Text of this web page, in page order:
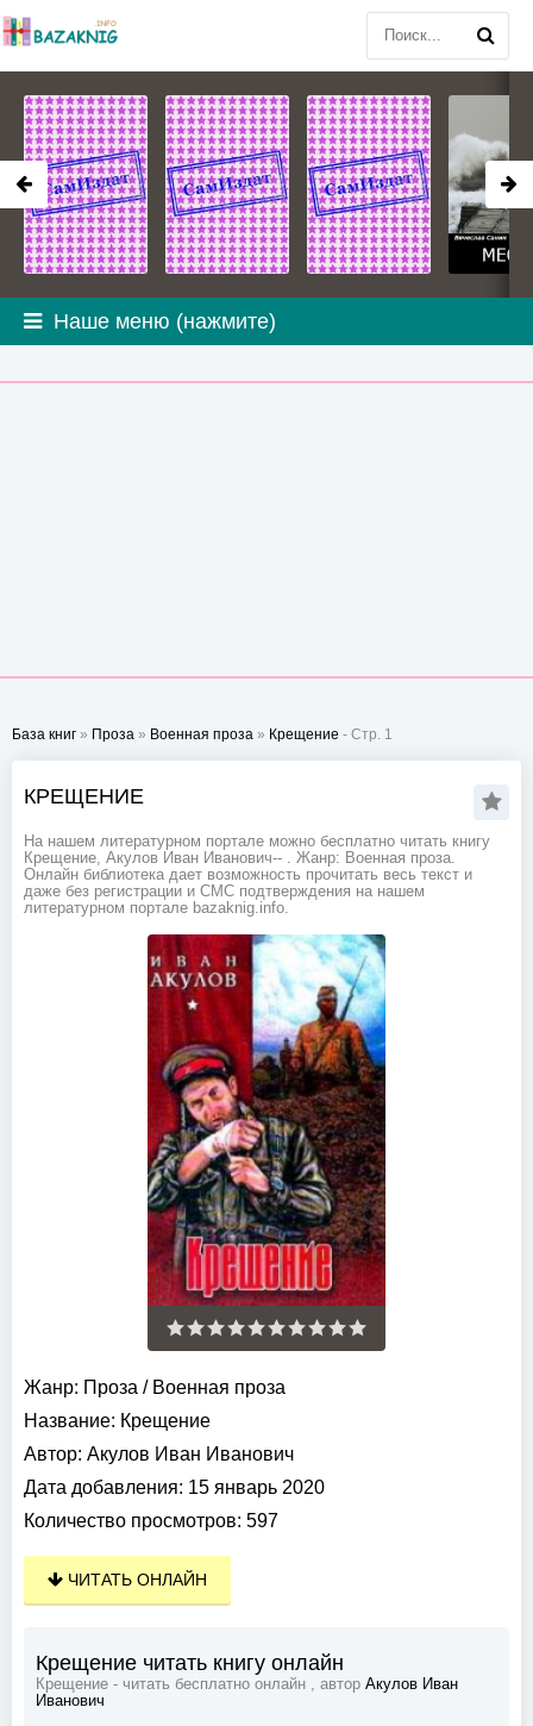
Наше меню (нажмите)
База книг » Проза » Военная проза » Крещение - Стр. 1
КРЕЩЕНИЕ
На нашем литературном портале можно бесплатно читать книгу
Крещение, Акулов Иван Иванович-- . Жанр: Военная проза.
Онлайн библиотека дает возможность прочитать весь текст и
даже без регистрации и СМС подтверждения на нашем
литературном портале bazaknig.info.
Жанр: Проза / Военная проза
Название: Крещение
Автор: Акулов Иван Иванович
Дата добавления: 15 январь 2020
Количество просмотров: 597
ЧИТАТЬ ОНЛАЙН
Крещение читать книгу онлайн
Крещение - читать бесплатно онлайн , автор Акулов Иван
Иванович